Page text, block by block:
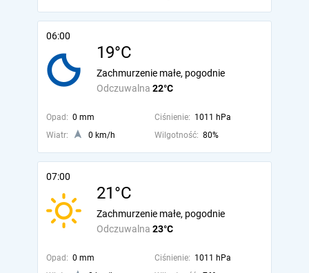
06:00
19°C
Odczuwalna 22°C
Zachmurzenie małe, pogodnie
Opad: 0 mm Ciśnienie: 1011 hPa
Wiatr:
0 km/h Wilgotność: 80%
07:00
21°C
Odczuwalna 23°C
Zachmurzenie małe, pogodnie
Opad: 0 mm Ciśnienie: 1011 hPa